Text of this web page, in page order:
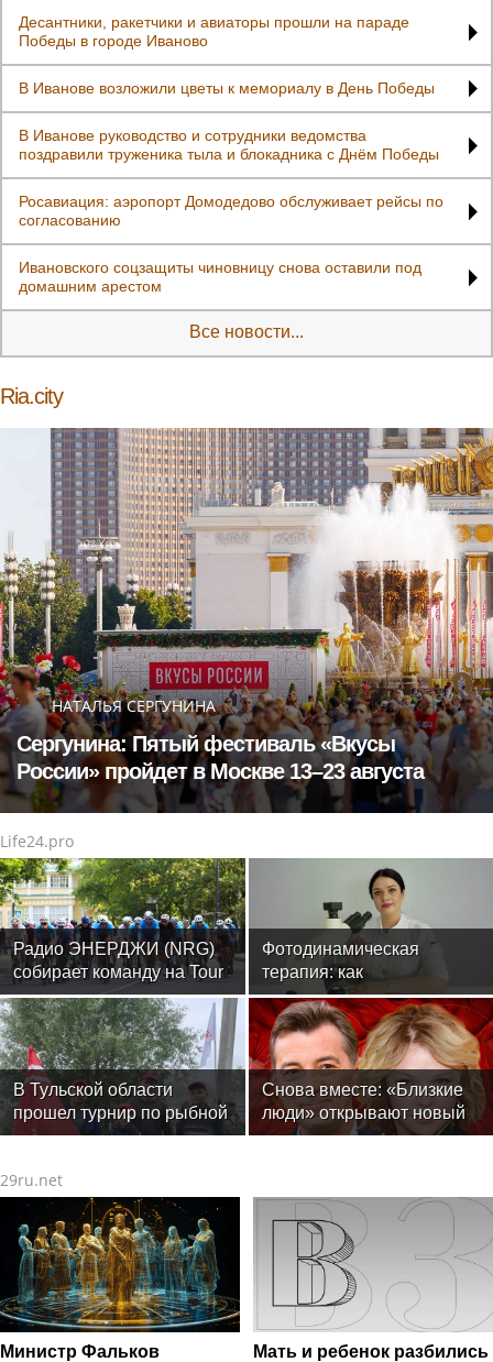
Десантники, ракетчики и авиаторы прошли на параде
Победы в городе Иваново
В Иванове возложили цветы к мемориалу в День Победы
В Иванове руководство и сотрудники ведомства
поздравили труженика тыла и блокадника с Днём Победы
Росавиация: аэропорт Домодедово обслуживает рейсы по
согласованию
Ивановского соцзащиты чиновницу снова оставили под
домашним арестом
Все новости...
Ria.city
НАТАЛЬЯ СЕРГУНИНА
Сергунина: Пятый фестиваль «Вкусы
России» пройдет в Москве 13–23 августа
Life24.pro
Радио ЭНЕРДЖИ (NRG)
собирает команду на Tour
de Russie в Петербурге
Фотодинамическая
терапия: как
современные технологии
меняют подход к лечению
онкологии
В Тульской области
прошел турнир по рыбной
ловле среди команд
Снова вместе: «Близкие
люди» открывают новый
театральный сезон
29ru.net
Министр Фальков
Мать и ребенок разбились